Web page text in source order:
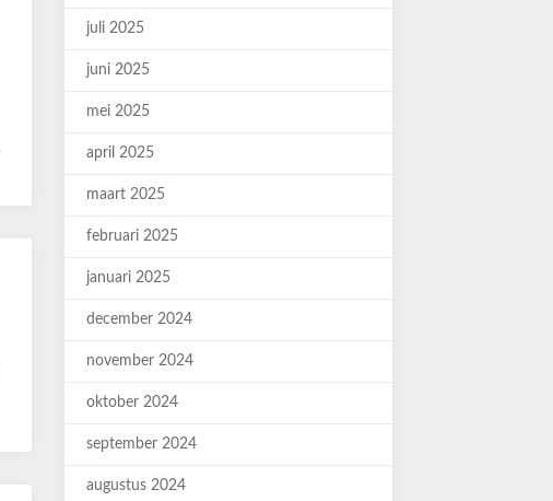
juli 2025
juni 2025
mei 2025
april 2025
maart 2025
februari 2025
januari 2025
december 2024
november 2024
oktober 2024
september 2024
augustus 2024